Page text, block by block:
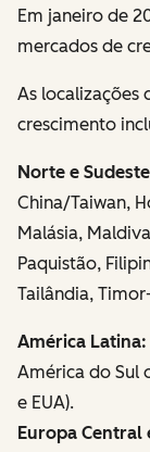
Em janeiro de
mercados de
As localizações
crescimento
Norte e
China/Taiwan,
Malásia,
Paquistão,
Tailândia,
América Latina:
América do Sul
e EUA).
Europa Central